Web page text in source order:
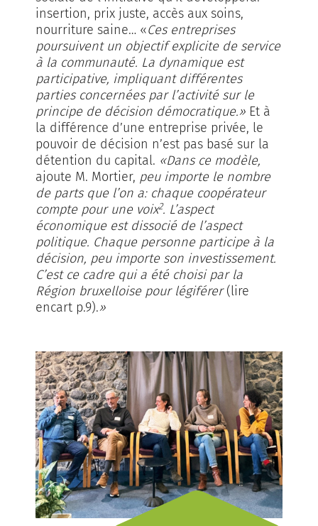
insertion, prix juste, accès aux soins,
nourriture saine… «Ces entreprises
poursuivent un objectif explicite de service
à la communauté. La dynamique est
participative, impliquant différentes
parties concernées par l’activité sur le
principe de décision démocratique.» Et à
la différence d’une entreprise privée, le
pouvoir de décision n’est pas basé sur la
détention du capital. «Dans ce modèle,
ajoute M. Mortier, peu importe le nombre
de parts que l’on a: chaque coopérateur
compte pour une voix2. L’aspect
économique est dissocié de l’aspect
politique. Chaque personne participe à la
décision, peu importe son investissement.
C’est ce cadre qui a été choisi par la
Région bruxelloise pour légiférer(lire
encart p.9).»